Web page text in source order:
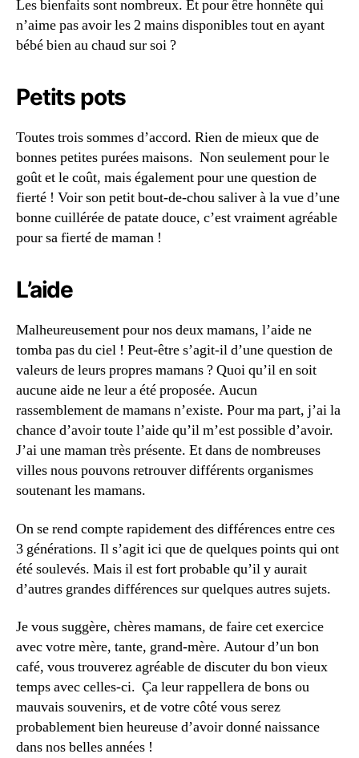
Les bienfaits sont nombreux. Et pour être honnête qui
n’aime pas avoir les 2 mains disponibles tout en ayant
bébé bien au chaud sur soi ?
Petits pots
Toutes trois sommes d’accord. Rien de mieux que de
bonnes petites purées maisons. Non seulement pour le
goût et le coût, mais également pour une question de
fierté ! Voir son petit bout-de-chou saliver à la vue d’une
bonne cuillérée de patate douce, c’est vraiment agréable
pour sa fierté de maman !
L’aide
Malheureusement pour nos deux mamans, l’aide ne
tomba pas du ciel ! Peut-être s’agit-il d’une question de
valeurs de leurs propres mamans ? Quoi qu’il en soit
aucune aide ne leur a été proposée. Aucun
rassemblement de mamans n’existe. Pour ma part, j’ai la
chance d’avoir toute l’aide qu’il m’est possible d’avoir.
J’ai une maman très présente. Et dans de nombreuses
villes nous pouvons retrouver différents organismes
soutenant les mamans.
On se rend compte rapidement des différences entre ces
3 générations. Il s’agit ici que de quelques points qui ont
été soulevés. Mais il est fort probable qu’il y aurait
d’autres grandes différences sur quelques autres sujets.
Je vous suggère, chères mamans, de faire cet exercice
avec votre mère, tante, grand-mère. Autour d’un bon
café, vous trouverez agréable de discuter du bon vieux
temps avec celles-ci. Ça leur rappellera de bons ou
mauvais souvenirs, et de votre côté vous serez
probablement bien heureuse d’avoir donné naissance
dans nos belles années !